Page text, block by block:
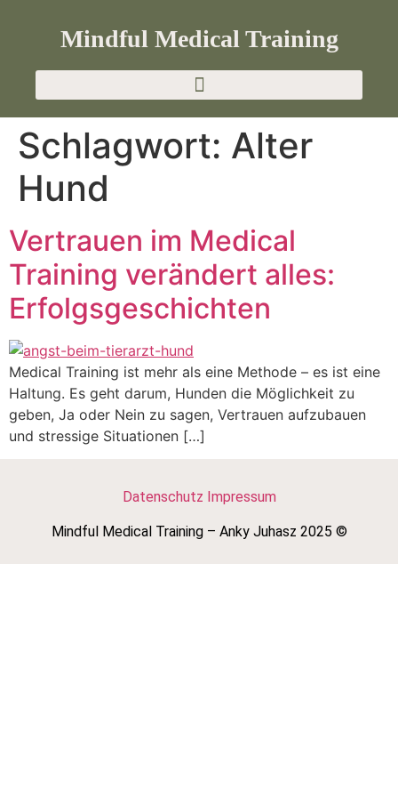
Mindful Medical Training
Schlagwort: Alter
Hund
Vertrauen im Medical
Training verändert alles:
Erfolgsgeschichten
Medical Training ist mehr als eine Methode – es ist eine
Haltung. Es geht darum, Hunden die Möglichkeit zu
geben, Ja oder Nein zu sagen, Vertrauen aufzubauen
und stressige Situationen […]
Datenschutz Impressum
Mindful Medical Training – Anky Juhasz 2025 ©️